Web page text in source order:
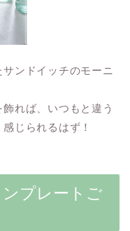
ンドイッチのモーニ
れば、いつもと違う
じられるはず！
プレートご